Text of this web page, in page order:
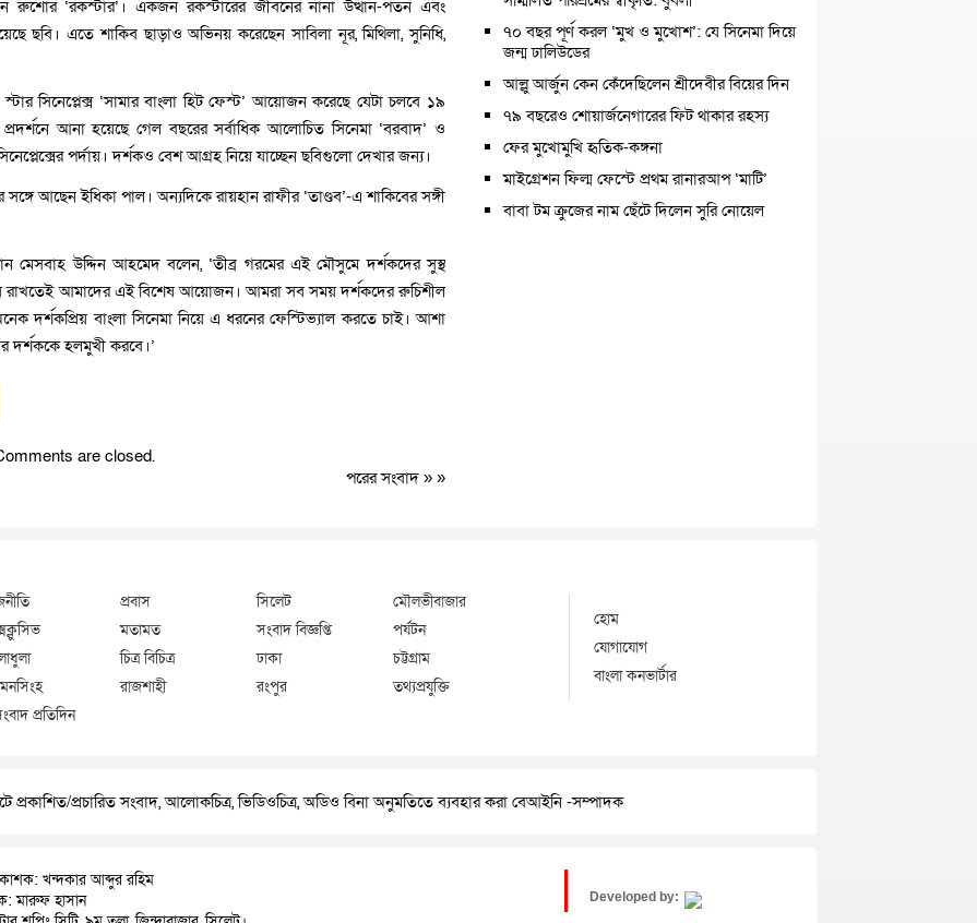
‘রকস্টার’। একজন রকস্টারের জীবনের নানা উত্থান-পতন এবং
ছবি। এতে শাকিব ছাড়াও অভিনয় করেছেন সাবিলা নূর, মিথিলা, সুনিধি,
সিনেপ্লেক্স ‘সামার বাংলা হিট ফেস্ট’ আয়োজন করেছে যেটা চলবে ১৯
আনা হয়েছে গেল বছরের সর্বাধিক আলোচিত সিনেমা ‘বরবাদ’ ও
পর্দায়। দর্শকও বেশ আগ্রহ নিয়ে যাচ্ছেন ছবিগুলো দেখার জন্য।
আছেন ইধিকা পাল। অন্যদিকে রায়হান রাফীর ‘তাণ্ডব’-এ শাকিবের সঙ্গী
মেসবাহ উদ্দিন আহমেদ বলেন, ‘তীব্র গরমের এই মৌসুমে দর্শকদের সুস্থ
রাখতেই আমাদের এই বিশেষ আয়োজন। আমরা সব সময় দর্শকদের রুচিশীল
দর্শকপ্রিয় বাংলা সিনেমা নিয়ে এ ধরনের ফেস্টিভ্যাল করতে চাই। আশা
দর্শককে হলমুখী করবে।’
are closed.
পরের সংবাদ » »
৭০ বছর পূর্ণ করল ‘মুখ ও মুখোশ’: যে সিনেমা দিয়ে
জন্ম ঢালিউডের
আল্লু আর্জুন কেন কেঁদেছিলেন শ্রীদেবীর বিয়ের দিন
৭৯ বছরেও শোয়ার্জনেগারের ফিট থাকার রহস্য
ফের মুখোমুখি হৃতিক-কঙ্গনা
মাইগ্রেশন ফিল্ম ফেস্টে প্রথম রানারআপ ‘মাটি’
বাবা টম ক্রুজের নাম ছেঁটে দিলেন সুরি নোয়েল
প্রবাস সিলেট
মৌলভীবাজার
মতামত সংবাদ বিজ্ঞপ্তি
পর্যটন
চিত্র বিচিত্র ঢাকা
চট্টগ্রাম
রাজশাহী রংপুর
তথ্যপ্রযুক্তি
প্রতিদিন
হোম
যোগাযোগ
বাংলা কনভার্টার
প্রকাশিত/প্রচারিত সংবাদ, আলোকচিত্র, ভিডিওচিত্র, অডিও বিনা অনুমতিতে ব্যবহার করা বেআইনি -সম্পাদক
খন্দকার আব্দুর রহিম
মারুফ হাসান
Developed by: